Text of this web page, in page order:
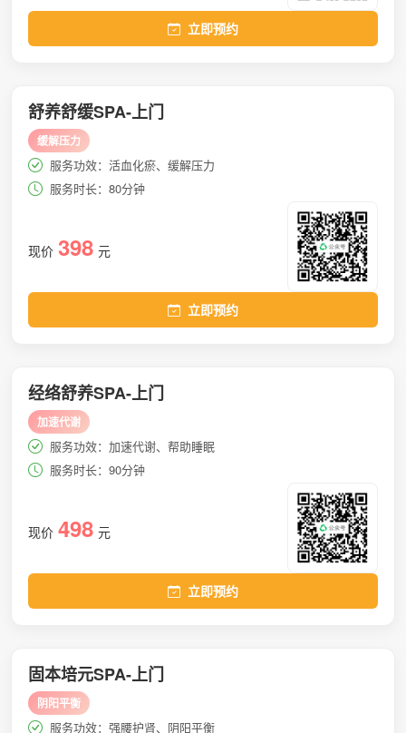
立即预约
舒养舒缓SPA-上门
缓解压力
服务功效：活血化瘀、缓解压力
服务时长：80分钟
现价 398 元
立即预约
经络舒养SPA-上门
加速代谢
服务功效：加速代谢、帮助睡眠
服务时长：90分钟
现价 498 元
立即预约
固本培元SPA-上门
阴阳平衡
服务功效：强腰护肾、阴阳平衡